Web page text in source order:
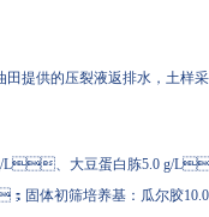
供的压裂液返排水，土样采
g/L、大豆蛋白胨5.0
体初筛培养基：瓜尔